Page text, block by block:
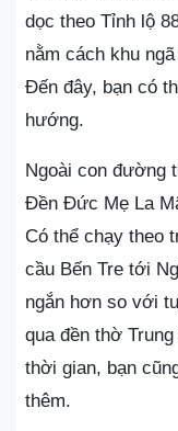
dọc theo Tỉnh lộ
nằm cách khu
Đến đây, bạn có
hướng.
Ngoài con đường
Đền Đức Mẹ La
Có thể chạy theo
cầu Bến Tre tới
ngắn hơn so với
qua đền thờ
thời gian, bạn
thêm.